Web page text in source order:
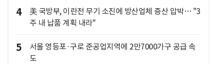
4
美 국방부, 이란전 무기 소진에 방산업체 증산 압박… "3
주 내 납품 계획 내라"
5
서울 영등포·구로 준공업지역에 2만7000가구 공급 속
도